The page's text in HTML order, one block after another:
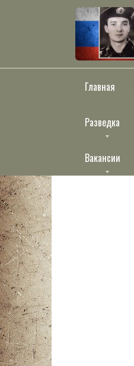
Главная
Разведка
Вакансии